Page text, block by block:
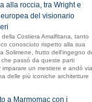
alla roccia, tra Wright e
del visionario
Costiera Amalfitana, tanto
conosciuto rispetto alla sua
Solimene, frutto dell'ingegno
passò da queste parti
un mestiere e andò via
delle più iconiche architetture
a Marmomac con i